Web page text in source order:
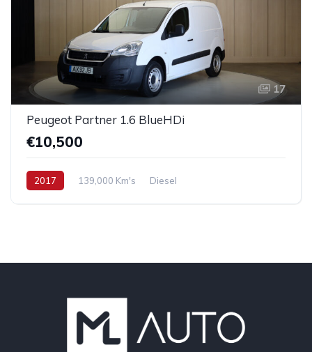
17
Peugeot Partner 1.6 BlueHDi
€10,500
2017 139,000 Km's Diesel